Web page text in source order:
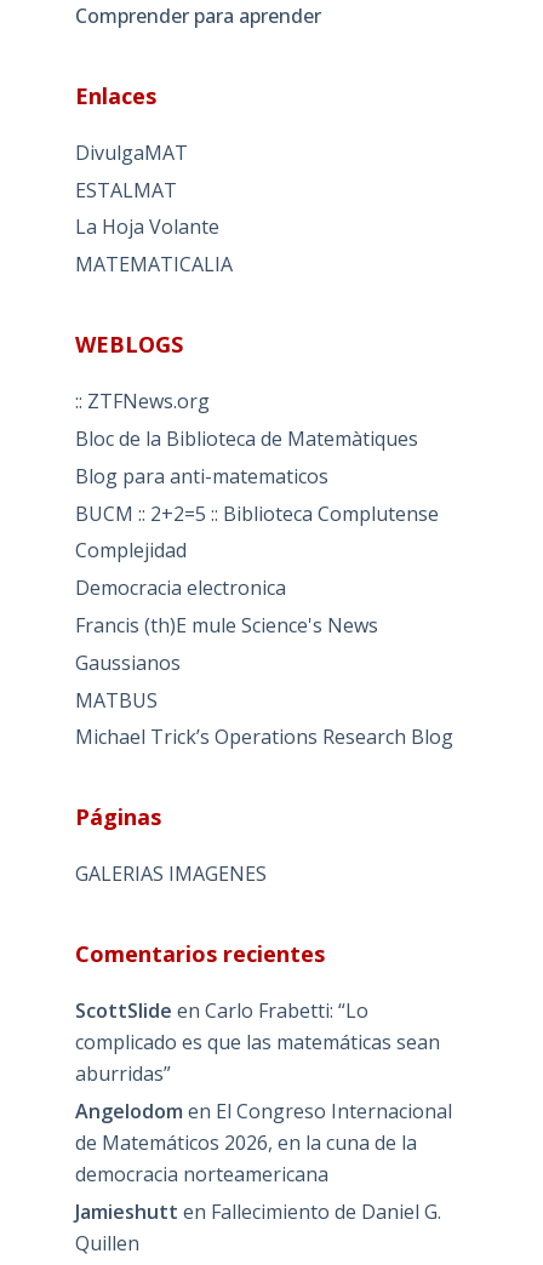
Comprender para aprender
Enlaces
DivulgaMAT
ESTALMAT
La Hoja Volante
MATEMATICALIA
WEBLOGS
:: ZTFNews.org
Bloc de la Biblioteca de Matemàtiques
Blog para anti-matematicos
BUCM :: 2+2=5 :: Biblioteca Complutense
Complejidad
Democracia electronica
Francis (th)E mule Science's News
Gaussianos
MATBUS
Michael Trick’s Operations Research Blog
Páginas
GALERIAS IMAGENES
Comentarios recientes
ScottSlide en Carlo Frabetti: “Lo
complicado es que las matemáticas sean
aburridas”
Angelodom en El Congreso Internacional
de Matemáticos 2026, en la cuna de la
democracia norteamericana
Jamieshutt en Fallecimiento de Daniel G.
Quillen